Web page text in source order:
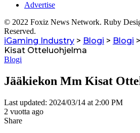
Advertise
© 2022 Foxiz News Network. Ruby
Reserved.
iGaming Industry > Blogi > Blogi >
Kisat Otteluohjelma
Blogi
Jääkiekon Mm Kisat
Last updated: 2024/03/14 at 2:00 PM
2 vuotta ago
Share